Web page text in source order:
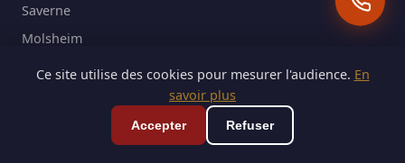
Saverne
Molsheim
BarrCe site utilise des cookies pour mesurer l'audience. En
savoir plus
Accepter Refuser